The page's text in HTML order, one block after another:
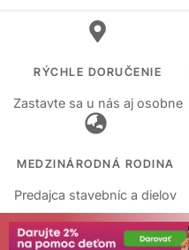
RÝCHLE DORUČENIE
Zastavte sa u nás aj osobne
MEDZINÁRODNÁ RODINA
Predajca stavebníc a dielov